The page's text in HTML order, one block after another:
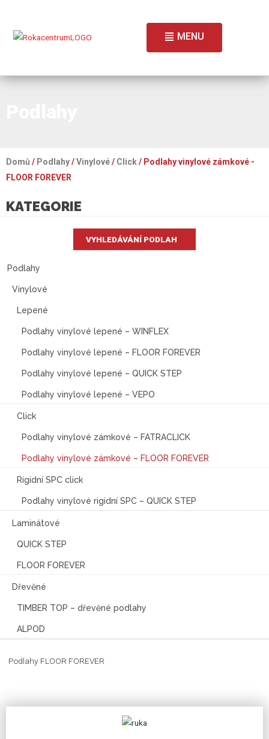
MENU
Domů / Podlahy/Vinylové/ Click/ Podlahy vinylové zámkové -
FLOOR FOREVER
KATEGORIE
VYHLEDÁVÁNÍ PODLAH
Podlahy
Vinylové
Lepené
Podlahy vinylové lepené – WINFLEX
Podlahy vinylové lepené – FLOOR FOREVER
Podlahy vinylové lepené – QUICK STEP
Podlahy vinylové lepené – VEPO
Click
Podlahy vinylové zámkové – FATRACLICK
Podlahy vinylové zámkové – FLOOR FOREVER
Rigidní SPC click
Podlahy vinylové rigidní SPC – QUICK STEP
Laminátové
QUICK STEP
FLOOR FOREVER
Dřevěné
TIMBER TOP – dřevěné podlahy
ALPOD
Podlahy FLOOR FOREVER